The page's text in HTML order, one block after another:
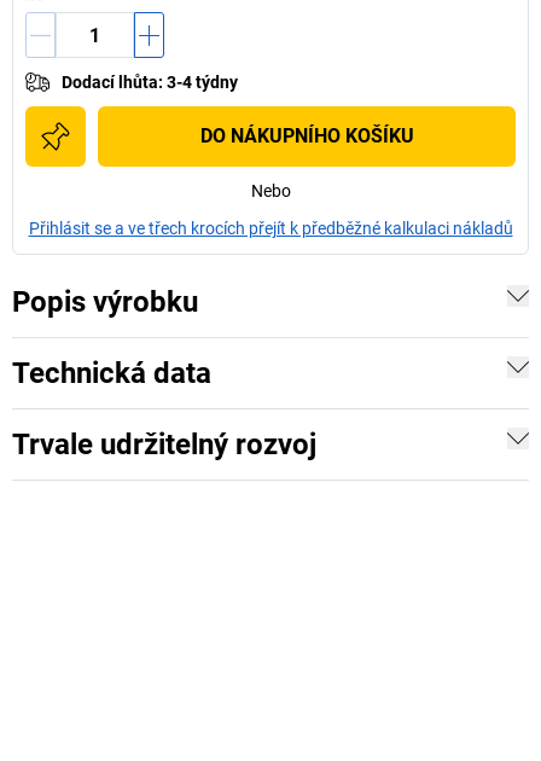
Dodací lhůta: 3-4 týdny
DO NÁKUPNÍHO KOŠÍKU
Nebo
Přihlásit se a ve třech krocích přejít k předběžné kalkulaci nákladů
Popis výrobku
Technická data
Trvale udržitelný rozvoj